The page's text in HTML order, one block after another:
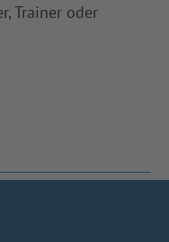
Trainer oder